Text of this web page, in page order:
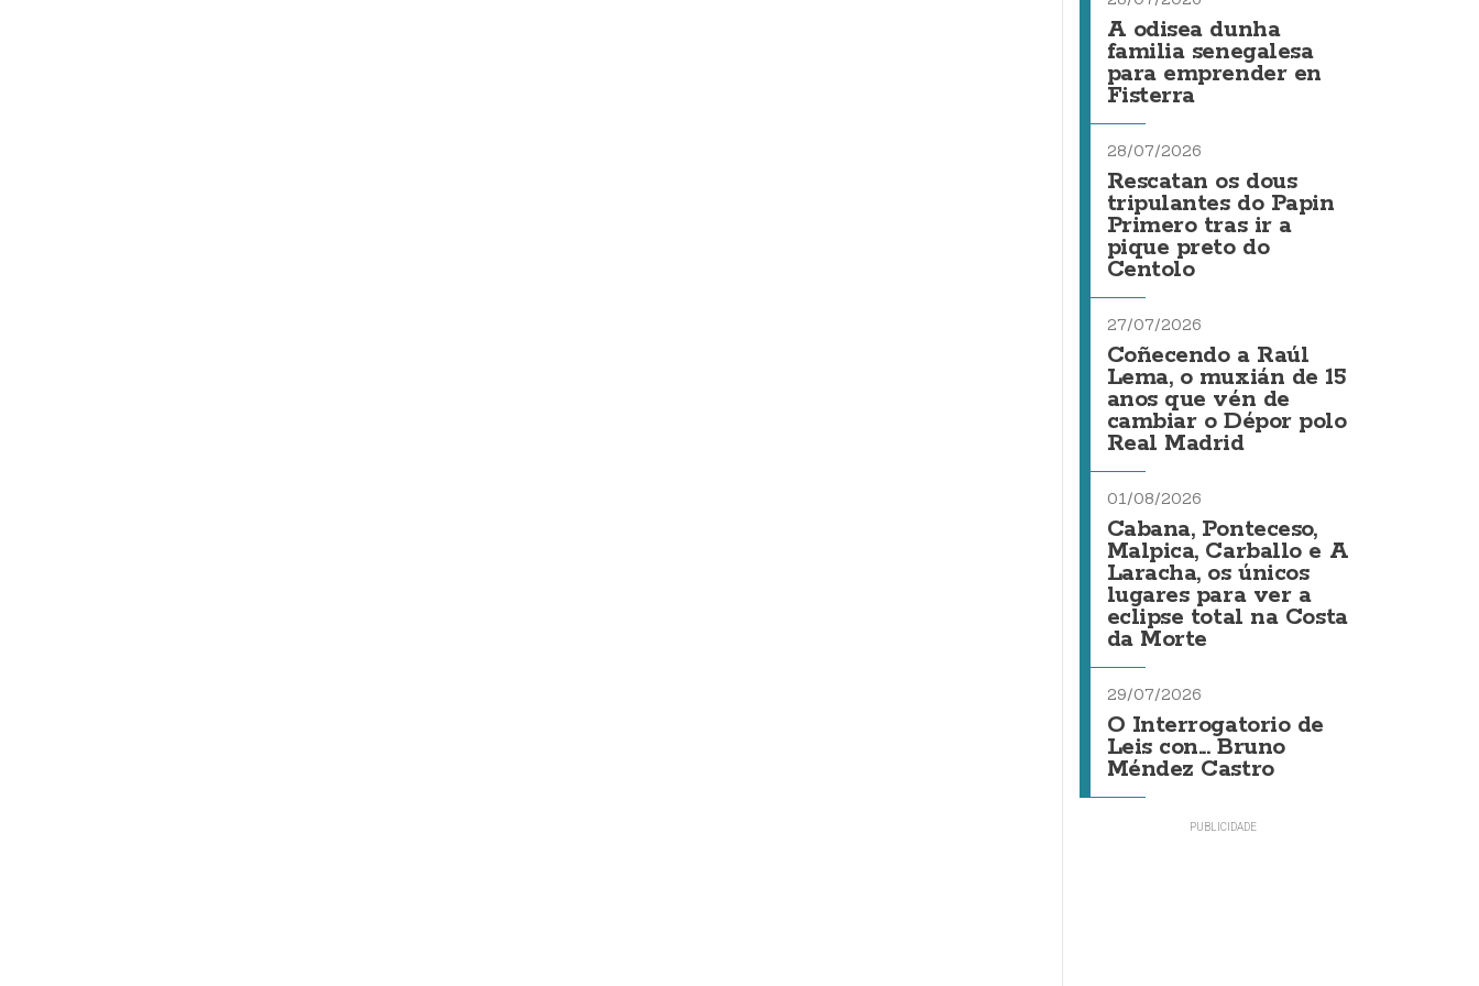
A odisea dunha
familia senegalesa
para emprender en
Fisterra
28/07/2026
Rescatan os dous
tripulantes do Papin
Primero tras ir a
pique preto do
Centolo
27/07/2026
Coñecendo a Raúl
Lema, o muxián de 15
anos que vén de
cambiar o Dépor polo
Real Madrid
01/08/2026
Cabana, Ponteceso,
Malpica, Carballo e A
Laracha, os únicos
lugares para ver a
eclipse total na Costa
da Morte
29/07/2026
O Interrogatorio de
Leis con... Bruno
Méndez Castro